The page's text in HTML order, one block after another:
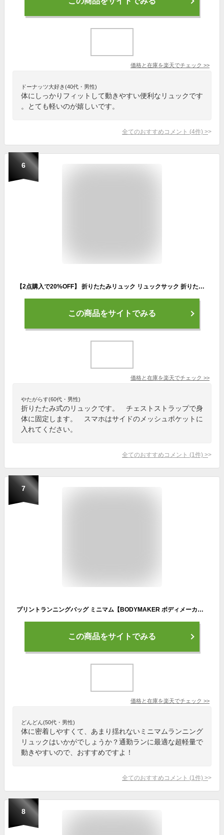
価格と在庫を楽天でチェック >>
ドーナッツ大好き(40代・男性)
体にしっかりフィットして動きやすい便利なリュックです
。とても軽いのが嬉しいです。
全てのおすすめコメント (4件) >
6
【2点購入で20%OFF】 折りたたみリュック リュックサック 折りたたみ リュック 大容量 レディース メンズ ママバッグ エコバッグ 防水 軽量 背面ファスナー おしゃれ 大人 可愛い かわいい シンプル 持ち運び 通勤 旅行 キャンプ アウトドア 防災 登山 黒 グレー ピンク
この商品をサイトでみる
価格と在庫を楽天でチェック >>
やたがらす(60代・男性)
折りたたみ式のリュックです。 チェストストラップで身
体に固定します。 スマホはサイドのメッシュポケットに
入れてください。
全てのおすすめコメント (1 件) >
7
プリントランニングバッグ ミニマム【BODYMAKER ボディメーカー】 リュック カバン バッグ ランニング ウォーキング アクセサリー リュックサック バックパック マラソン
この商品をサイトでみる
価格と在庫を楽天でチェック >>
どんどん(50代・男性)
体に密着しやすくて、あまり揺れないミニマムランニング
リュックはいかがでしょうか？通勤ランに最適な超軽量で
動きやすいので、おすすめですよ！
全てのおすすめコメント (1 件) >
8